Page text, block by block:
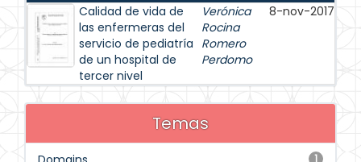
Calidad de vida de
las enfermeras del
servicio de pediatría
de un hospital de
tercer nivel
Verónica
Rocina
Romero
Perdomo
8-nov-2017
Temas
1